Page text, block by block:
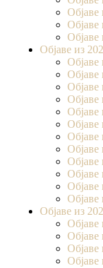
Објаве
Објаве
Објаве
Објаве из
Објаве
Објаве
Објаве
Објаве
Објаве
Објаве
Објаве
Објаве
Објаве
Објаве
Објаве
Објаве из
Објаве
Објаве
Објаве